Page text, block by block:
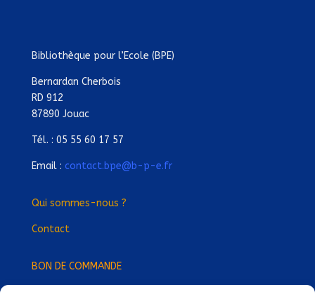
Bibliothèque pour l’Ecole (BPE)
Bernardan Cherbois
RD 912
87890 Jouac
Tél. : 05 55 60 17 57
Email : contact.bpe@b-p-e.fr
Qui sommes-nous ?
Contact
BON DE COMMANDE